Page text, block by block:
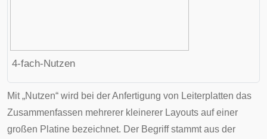
4-fach-Nutzen
Mit„Nutzen“ wird bei der Anfertigung von Leiterplatten das
Zusammenfassen mehrerer kleinerer Layouts auf einer
großen Platine bezeichnet. Der Begriff stammt aus der